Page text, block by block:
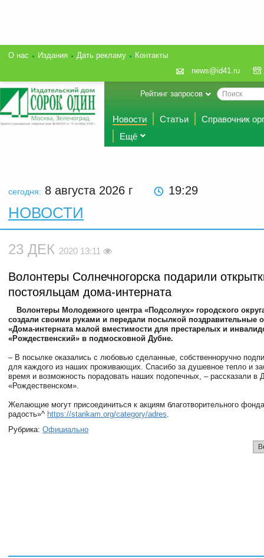
О нас Издания Дать рекламу
Контакты
news@id41.ru
Рейтинг запросов
Новости Статьи
Справочник
Ещё
сегодня: 8 августа 2026 г 19 29
НОВОСТИ
23 ДЕК 2020 13:11
Волонтеры Солнечногорска подарили
постояльцам дома-интерната
Волонтеры Молодежного центра «Подсолнух» городского
создали своими руками и передали посылкой поздравительные
«Дома-интерната малой вместимости для престарелых и
«Рождественский» в подмосковной Дубне.
– В посылке оказались с любовью сделанные, собственноручно
для каждого из наших проживающих. Спасибо за душевное тепло и
время и возможность порадовать наших подопечных, – рассказали в
«Рождественском».
Желающие могут присоединиться к акциям благотворительного
радость»^ https://starikam.org/category/adres
Рубрика: Официально